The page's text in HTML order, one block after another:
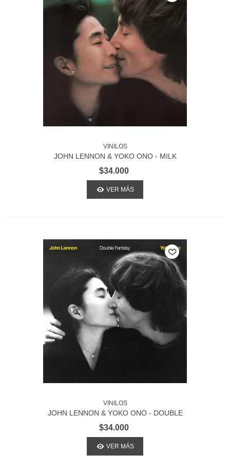
VINILOS
JOHN LENNON & YOKO ONO - MILK
AND HONEY
$34.000
VER MÁS
VINILOS
JOHN LENNON & YOKO ONO - DOUBLE
FANTASY
$34.000
VER MÁS